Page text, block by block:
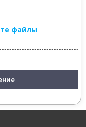
файлы